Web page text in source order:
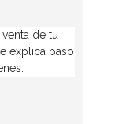
de tu
explica paso